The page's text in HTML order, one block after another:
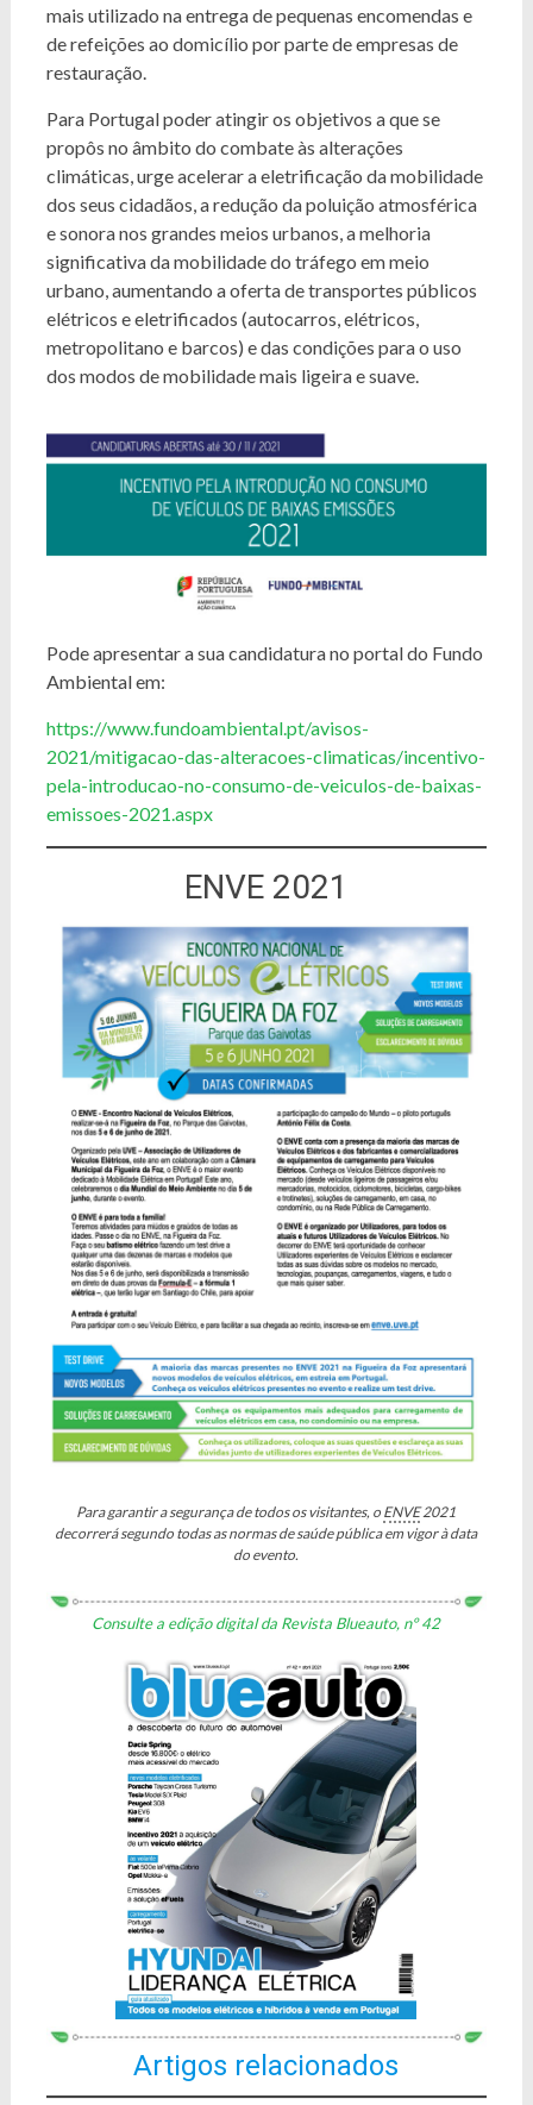
mais utilizado na entrega de pequenas encomendas e
de refeições ao domicílio por parte de empresas de
restauração.
Para Portugal poder atingir os objetivos a que se
propôs no âmbito do combate às alterações
climáticas, urge acelerar a eletrificação da mobilidade
dos seus cidadãos, a redução da poluição atmosférica
e sonora nos grandes meios urbanos, a melhoria
significativa da mobilidade do tráfego em meio
urbano, aumentando a oferta de transportes públicos
elétricos e eletrificados (autocarros, elétricos,
metropolitano e barcos) e das condições para o uso
dos modos de mobilidade mais ligeira e suave.
Pode apresentar a sua candidatura no portal do Fundo
Ambiental em:
https://www.fundoambiental.pt/avisos-
2021/mitigacao-das-alteracoes-climaticas/incentivo-
pela-introducao-no-consumo-de-veiculos-de-baixas-
emissoes-2021.aspx
ENVE2021
Para garantir a segurança de todos os visitantes, o ENVE2021
decorrerá segundo todas as normas de saúde pública em vigor à data
do evento.
Consulte a edição digital da Revista Blueauto, nº 42
Artigos relacionados